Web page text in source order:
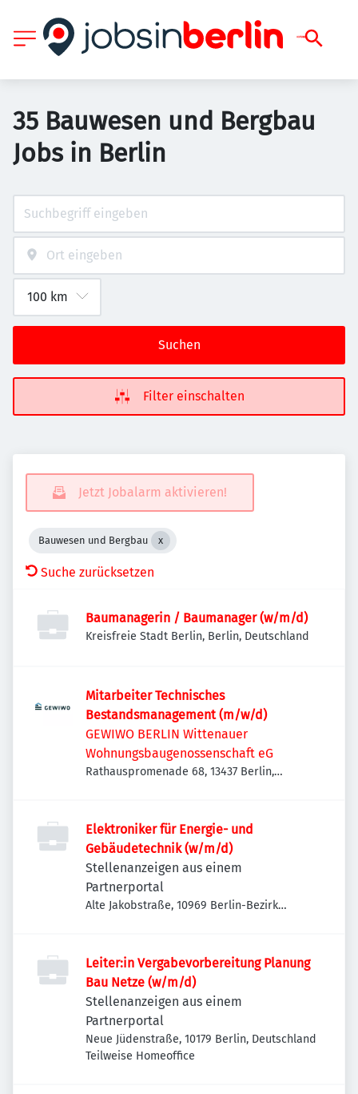
35 Bauwesen und Bergbau
Jobs in Berlin
Suchen
Filter einschalten
Jetzt Jobalarm aktivieren!
Bauwesen und Bergbau
Suche zurücksetzen
Baumanagerin / Baumanager (w/m/d)
Kreisfreie Stadt Berlin, Berlin, Deutschland
Mitarbeiter Technisches
Bestandsmanagement (m/w/d)
GEWIWO BERLIN Wittenauer
Wohnungsbaugenossenschaft eG
Rathauspromenade 68, 13437 Berlin,
Elektroniker für Energie- und
Gebäudetechnik (w/m/d)
Stellenanzeigen aus einem
Partnerportal
Alte Jakobstraße, 10969 Berlin-Bezirk
Leiter:in Vergabevorbereitung Planung
Bau Netze (w/m/d)
Stellenanzeigen aus einem
Partnerportal
Neue Jüdenstraße, 10179 Berlin, Deutschland
Teilweise Homeoffice